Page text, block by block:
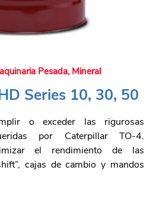
Pesada, Mineral
Series 10, 30, 50
o exceder las rigurosas
por Caterpillar TO-4.
el rendimiento de las
cajas de cambio y mandos